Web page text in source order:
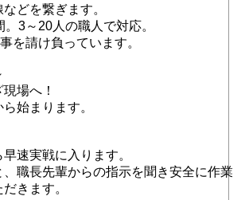
どを繋ぎます。
3～20人の職人で対応。
を請け負っています。
場へ！
始まります。
速実戦に入ります。
職長先輩からの指示を聞き安全に作業
きます。